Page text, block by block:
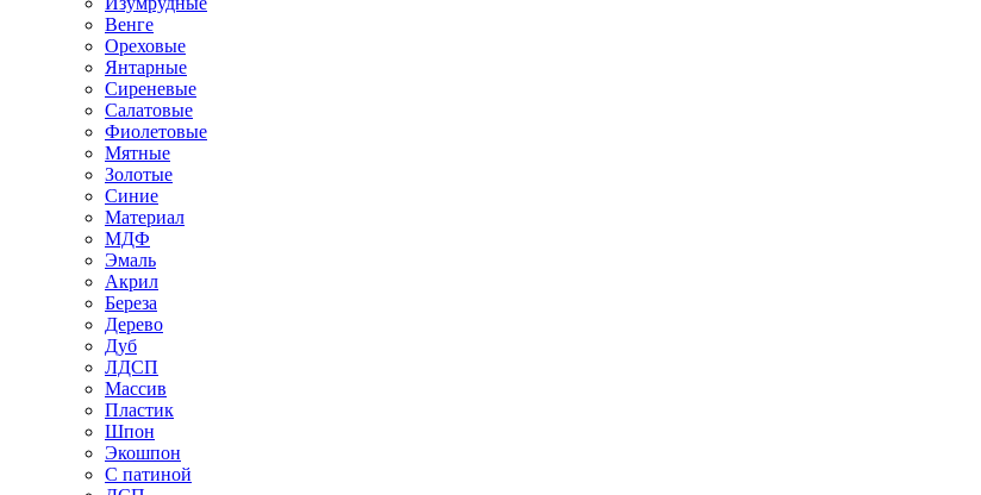
Венге
Ореховые
Янтарные
Сиреневые
Салатовые
Фиолетовые
Мятные
Золотые
Синие
Материал
МДФ
Эмаль
Акрил
Береза
Дерево
Дуб
ЛДСП
Массив
Пластик
Шпон
Экошпон
С патиной